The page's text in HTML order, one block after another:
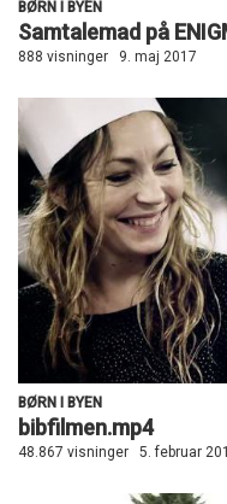
BØRN I BYEN
Samtalemad på
888 visninger 9. maj 2017
BØRN I BYEN
bibfilmen.mp4
48.867 visninger 5. februar